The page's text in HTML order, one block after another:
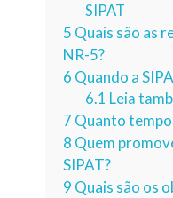
SIPAT
5 Quais são as
NR-5?
6 Quando a
6.1 Leia
7 Quanto
8 Quem
SIPAT?
9 Quais são os